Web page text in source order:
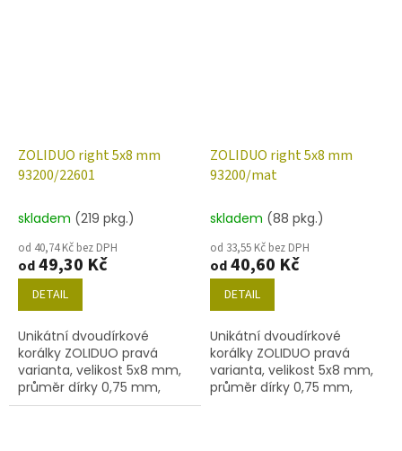
ZOLIDUO right 5x8 mm
93200/22601
skladem (219 pkg.)
od 40,74 Kč bez DPH
od49,30 Kč
DETAIL
Unikátní dvoudírkové
korálky ZOLIDUO pravá
varianta, velikost 5x8 mm,
průměr dírky 0,75 mm,
obsah balení 20 ks nebo
ZOLIDUO right 5x8 mm
93200/mat
skladem (88 pkg.)
od 33,55 Kč bez DPH
od40,60 Kč
DETAIL
Unikátní dvoudírkové
korálky ZOLIDUO pravá
varianta, velikost 5x8 mm,
průměr dírky 0,75 mm,